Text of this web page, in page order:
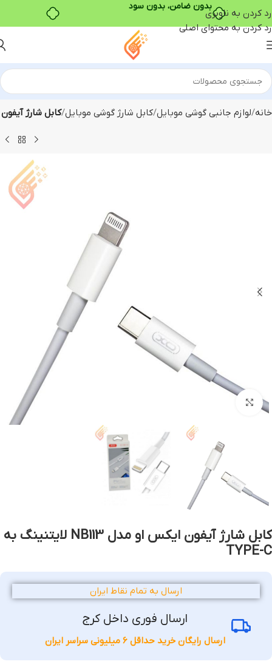
بدون ضامن، بدون سود
رد کردن به ناوبری
رد کردن به محتوای اصلی
خانه لوازم جانبی گوشی موبایل کابل شارژ گوشی موبایل کابل شارژ آیفون
کابل شارژ آیفون ایکس او مدل NB113 لایتنینگ به
TYPE-C
ارسال به تمام نقاط ایران
ارسال فوری داخل کرج
ارسال رایگان خرید حداقل 6 میلیونی سراسر ایران